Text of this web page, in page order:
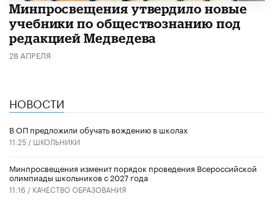
Минпросвещения утвердило новые
учебники по обществознанию под
редакцией Медведева
28 АПРЕЛЯ
НОВОСТИ
В ОП предложили обучать вождению в школах
11:25 / ШКОЛЬНИКИ
Минпросвещения изменит порядок проведения Всероссийской
олимпиады школьников с 2027 года
11:16 / КАЧЕСТВО ОБРАЗОВАНИЯ